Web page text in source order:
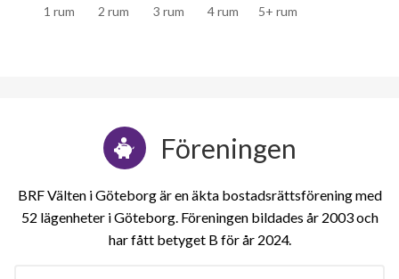
1 rum 2 rum 3 rum 4 rum 5+ rum
Föreningen
BRF Välten i Göteborg är en äkta bostadsrättsförening med
52 lägenheter i Göteborg. Föreningen bildades år 2003 och
har fått betyget B för år 2024